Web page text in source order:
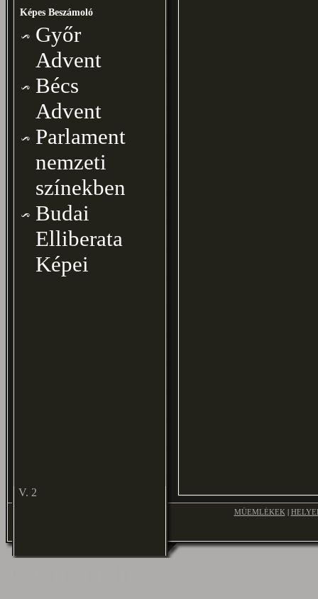
Képes Beszámoló
Győr
Advent
Bécs
Advent
Parlament
nemzeti
színekben
Budai
Elliberata
Képei
V. 2
MŰEMLÉKEK |